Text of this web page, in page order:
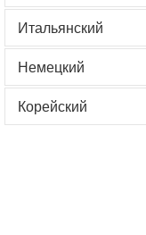
Итальянский
Немецкий
Корейский